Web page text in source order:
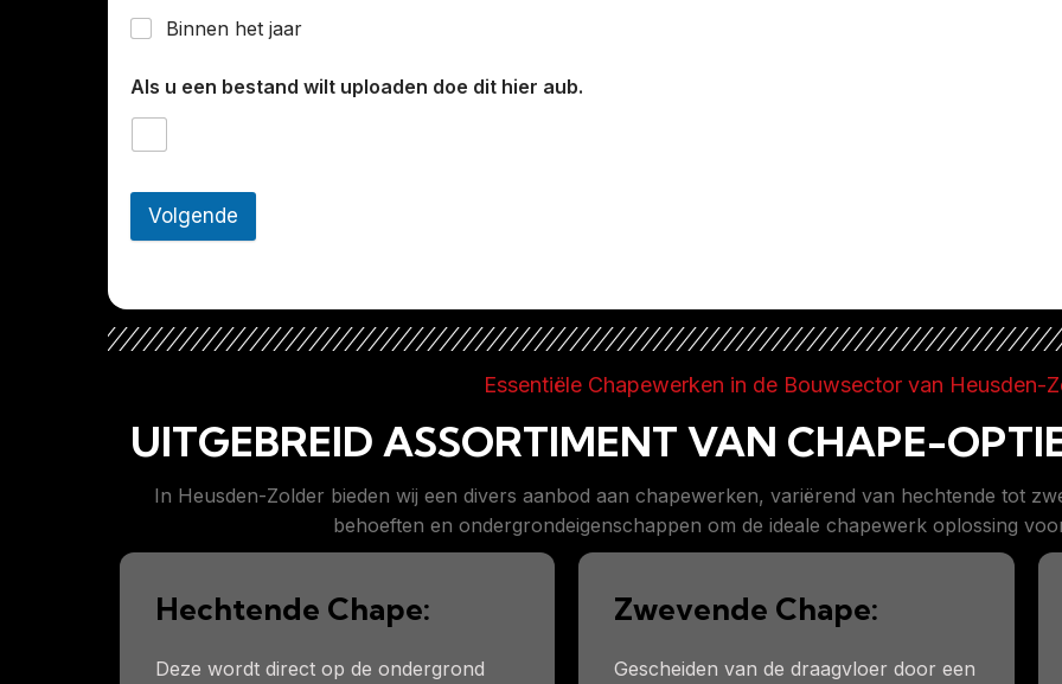
Binnen het jaar
Als u een bestand wilt uploaden doe dit hier aub.
Volgende
Essentiële Chapewerken in de Bouwsector van Heusden-
UITGEBREID ASSORTIMENT VAN CHAPE-
In Heusden-Zolder bieden wij een divers aanbod aan chapewerken, variërend van hechtende tot
behoeften en ondergrondeigenschappen om de ideale chapewerk oplossing
Hechtende Chape:
Deze wordt direct op de ondergrond
Zwevende Chape:
Gescheiden van de draagvloer door een